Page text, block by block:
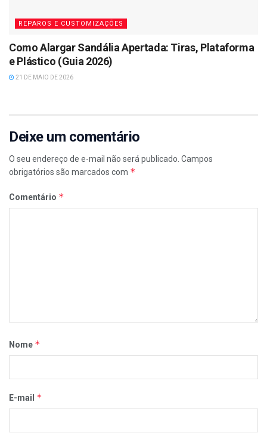
REPAROS E CUSTOMIZAÇÕES
Como Alargar Sandália Apertada: Tiras, Plataforma
e Plástico (Guia 2026)
21 DE MAIO DE 2026
Deixe um comentário
O seu endereço de e-mail não será publicado. Campos
obrigatórios são marcados com *
Comentário *
Nome *
E-mail *